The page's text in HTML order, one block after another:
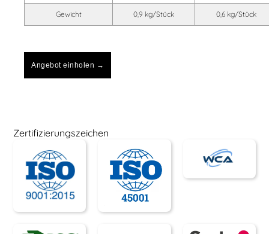
Gewicht 0,9 kg/Stück 0,6 kg/Stück
Angebot einholen →
Zertifizierungszeichen